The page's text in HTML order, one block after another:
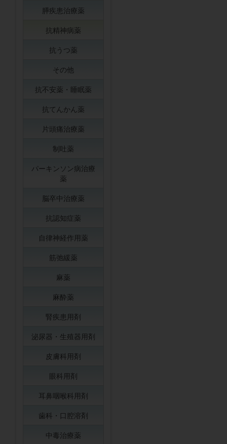
膵疾患治療薬
抗精神病薬
抗うつ薬
その他
抗不安薬・睡眠薬
抗てんかん薬
片頭痛治療薬
制吐薬
パーキンソン病治療
薬
脳卒中治療薬
抗認知症薬
自律神経作用薬
筋弛緩薬
麻薬
麻酔薬
腎疾患用剤
泌尿器・生殖器用剤
皮膚科用剤
眼科用剤
耳鼻咽喉科用剤
歯科・口腔溶剤
中毒治療薬